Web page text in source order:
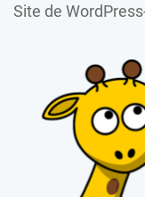
Site de